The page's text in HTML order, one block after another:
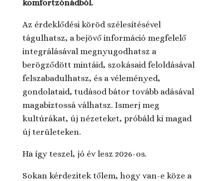
komfortzónádból.
Az érdeklődési köröd szélesítésével
tágulhatsz, a bejövő információ megfelelő
integrálásával megnyugodhatsz a
berögződött mintáid, szokásaid feloldásával
felszabadulhatsz, és a véleményed,
gondolataid, tudásod bátor tovább adásával
magabiztossá válhatsz. Ismerj meg
kultúrákat, új nézeteket, próbáld ki magad
új területeken.
Ha így teszel, jó év lesz 2026-os.
Sokan kérdezitek tőlem, hogy van-e köze a